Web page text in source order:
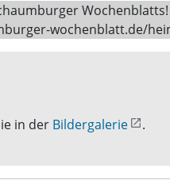
wochenblatt.de/
in der Bildergalerie .